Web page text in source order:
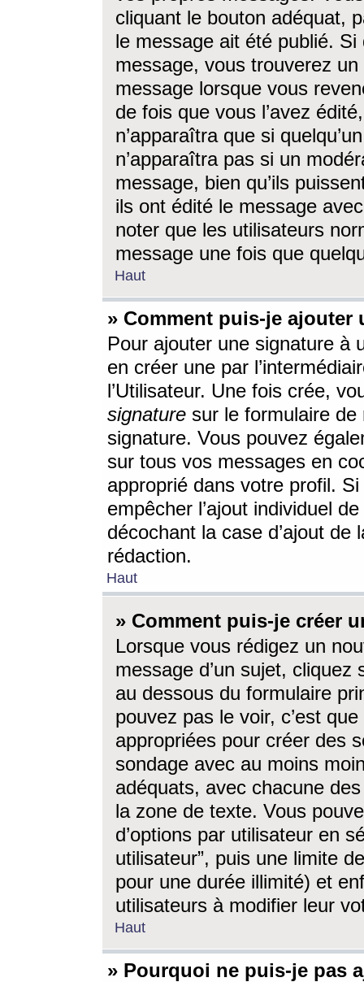
cliquant le bouton adéquat,
le message ait été publié. Si
message, vous trouverez
message lorsque vous
de fois que vous l’avez
n’apparaîtra que si
n’apparaîtra pas si un
message, bien qu’ils
ils ont édité le message
noter que les utilisateurs
message une fois que
Haut
» Comment puis-je ajouter
Pour ajouter une signature à
en créer une par
l’Utilisateur. Une fois crée,
signature sur le formulaire de
signature. Vous pouvez
sur tous vos messages en
approprié dans votre profil.
empêcher l’ajout individuel
décochant la case d’ajout
rédaction.
Haut
» Comment puis-je créer
Lorsque vous rédigez un
message d’un sujet, cliquez
au dessous du formulaire
pouvez pas le voir, c’est
appropriées pour créer des
sondage avec au moins
adéquats, avec chacune
la zone de texte. Vous
d’options par utilisateur en
utilisateur”, puis une limite
pour une durée illimité) et
utilisateurs à modifier leur
Haut
» Pourquoi ne puis-je pas